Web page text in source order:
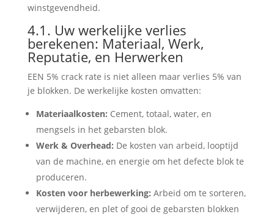
winstgevendheid.
4.1. Uw werkelijke verlies
berekenen: Materiaal, Werk,
Reputatie, en Herwerken
EEN 5% crack rate is niet alleen maar verlies 5% van
je blokken. De werkelijke kosten omvatten:
Materiaalkosten: Cement, totaal, water, en
mengsels in het gebarsten blok.
Werk & Overhead: De kosten van arbeid, looptijd
van de machine, en energie om het defecte blok te
produceren.
Kosten voor herbewerking: Arbeid om te sorteren,
verwijderen, en plet of gooi de gebarsten blokken